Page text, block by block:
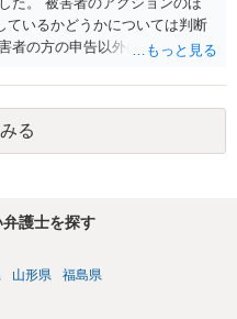
ているかどうかについては判断
者の方の申告以外に証拠が無い
なことがあれば、その際に改め
る
護士を探す
山形県 福島県